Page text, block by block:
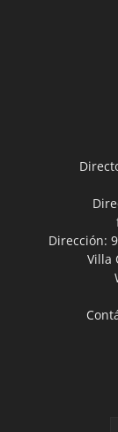
Dirección:
Villa